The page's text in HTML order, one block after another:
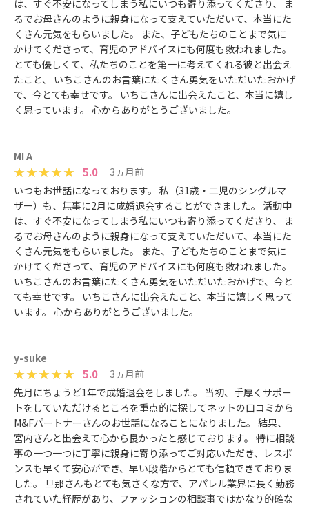
は、すぐ不安になってしまう私にいつも寄り添ってくださり、 ま
るでお母さんのように親身になって支えていただいて、本当にた
くさん元気をもらいました。 また、子どもたちのことまで気に
かけてくださって、育児のアドバイスにも何度も救われました。
とても優しくて、私たちのことを第一に考えてくれる彼と出会え
たこと、 いちこさんのお言葉にたくさん勇気をいただいたおかげ
で、今とても幸せです。 いちこさんに出会えたこと、本当に嬉し
く思っています。 心からありがとうございました。
MI A
5.0
3ヵ月前
いつもお世話になっております。 私（31歳・二児のシングルマ
ザー）も、無事に2月に成婚退会することができました。 活動中
は、すぐ不安になってしまう私にいつも寄り添ってくださり、 ま
るでお母さんのように親身になって支えていただいて、本当にた
くさん元気をもらいました。 また、子どもたちのことまで気に
かけてくださって、育児のアドバイスにも何度も救われました。
いちこさんのお言葉にたくさん勇気をいただいたおかげで、今と
ても幸せです。 いちこさんに出会えたこと、本当に嬉しく思って
います。 心からありがとうございました。
y-suke
5.0
3ヵ月前
先月にちょうど1年で成婚退会をしました。 当初、手厚くサポー
トをしていただけるところを重点的に探してネットの口コミから
M&Fパートナーさんのお世話になることになりました。 結果、
宮内さんと出会えて心から良かったと感じております。 特に相談
事の一つ一つに丁寧に親身に寄り添ってご対応いただき、レスポ
ンスも早くて安心ができ、早い段階からとても信頼できておりま
した。 旦那さんもとても気さくな方で、アパレル業界に長く勤務
されていた経歴があり、ファッションの相談事ではかなり的確な